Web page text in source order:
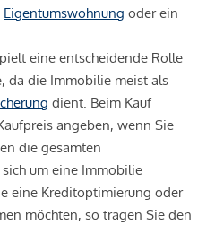
Eigentumswohnung oder ein
eine entscheidende Rolle
da die Immobilie meist als
dient. Beim Kauf
angeben, wenn Sie
die gesamten
sich um eine Immobilie
eine Kreditoptimierung oder
möchten, so tragen Sie den